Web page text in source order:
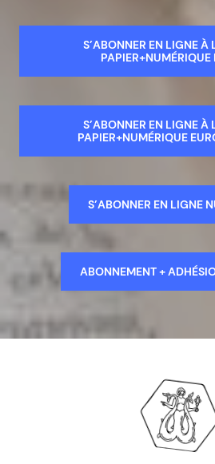
S’ABONNER EN LIGNE À
PAPIER+NUMÉRIQUE
S’ABONNER EN LIGNE À
PAPIER+NUMÉRIQUE
S’ABONNER EN LIGNE
ABONNEMENT +